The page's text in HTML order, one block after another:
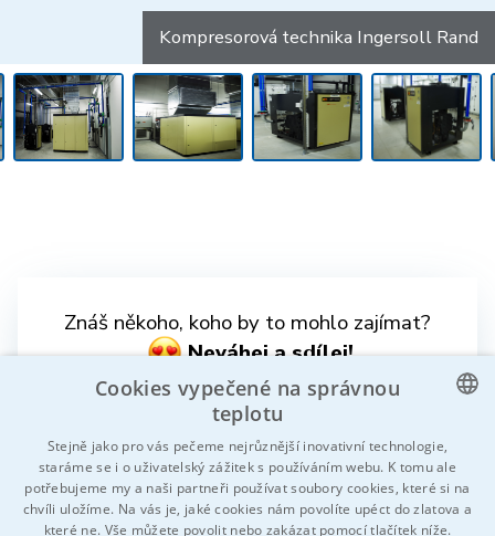
Kompresorová technika Ingersoll Rand
Znáš někoho, koho by to mohlo zajímat?
Neváhej a sdílej!
CZECH
GERMAN
Cookies vypečené na správnou
teplotu
Stejně jako pro vás pečeme nejrůznější inovativní technologie,
staráme se i o uživatelský zážitek s používáním webu. K tomu ale
potřebujeme my a naši partneři používat soubory cookies, které si na
chvíli uložíme. Na vás je, jaké cookies nám povolíte upéct do zlatova a
které ne. Vše můžete povolit nebo zakázat pomocí tlačítek níže.